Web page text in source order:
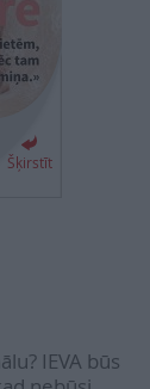
Šķirstīt
IEVA būs